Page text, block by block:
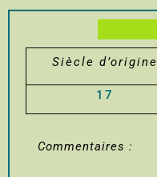
Siècle d’origine
17
Commentaires :